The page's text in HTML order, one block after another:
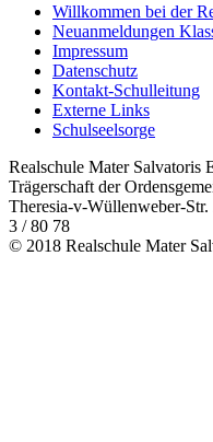
Willkommen bei der
Neuanmeldungen
Impressum
Datenschutz
Kontakt-Schulleitung
Externe Links
Schulseelsorge
Realschule Mater Salvatoris
Trägerschaft der
Theresia-v-Wüllenweber-
3 / 80 78
© 2018 Realschule Mater